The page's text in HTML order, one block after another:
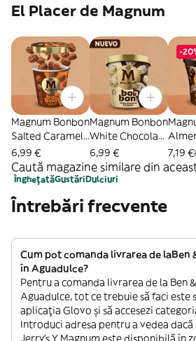
El Placer de Magnum
Magnum Bonbon
Salted Caramel
Almond (12ud x
17ml)
6,99 €
Magnum Bonbon
White Chocolate
& Cookies (12ud
x 17ml)
6,99 €
-
7,19 €
Caută magazine similare din
ÎnghețatăGustăriDulciuri
Întrebări frecvente
Cum pot comanda livrarea de laBen
în Aguadulce?
Pentru a comanda livrarea de la Ben
Aguadulce, tot ce trebuie să faci este
aplicația Glovo și să accesezi
Introduci adresa pentru a vedea dacă
Jerry's Y Magnum este disponibilă în